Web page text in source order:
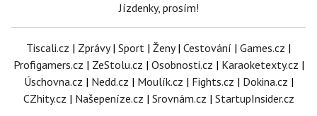
Jízdenky, prosím!
Tiscali.cz | Zprávy| Sport | Ženy| Cestování | Games.cz |
Profigamers.cz | ZeStolu.cz | Osobnosti.cz | Karaoketexty.cz |
Úschovna.cz | Nedd.cz | Moulík.cz | Fights.cz | Dokina.cz |
CZhity.cz | Našepeníze.cz | Srovnám.cz | StartupInsider.cz